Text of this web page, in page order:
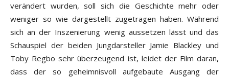
verändert wurden, soll sich die Geschichte mehr oder
weniger so wie dargestellt zugetragen haben. Während
sich an der Inszenierung wenig aussetzen lässt und das
Schauspiel der beiden Jungdarsteller Jamie Blackley und
Toby Regbo sehr überzeugend ist, leidet der Film daran,
dass der so geheimnisvoll aufgebaute Ausgang der